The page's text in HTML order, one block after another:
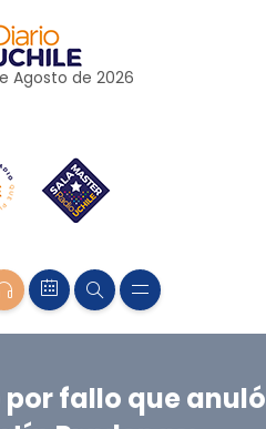
Agosto de 2026
fallo que anuló